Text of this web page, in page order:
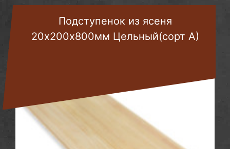
Подступенок из ясеня
20х200х800мм Цельный(сорт А)